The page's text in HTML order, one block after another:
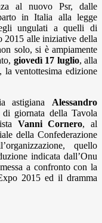
al nuovo Psr, dalle
in Italia alla legge
ungulati a quelli di
2015 alle iniziative della
solo, si è ampiamente
giovedì 17 luglio, alla
ventottesima edizione
astigiana Alessandro
giornata della Tavola
Vanni Cornero, al
della Confederazione
quello
indicata dall’Onu
a confronto con la
2015 ed il dramma